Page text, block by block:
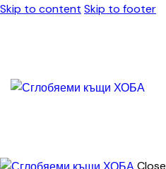
Skip to content Skip to footer
Close